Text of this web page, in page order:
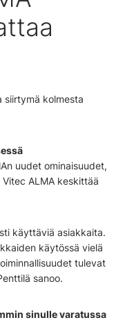
siirtymä kolmesta
uudet ominaisuudet,
ALMA keskittää
käyttäviä asiakkaita.
käytössä vielä
tulevat
sanoo.
sinulle varatussa